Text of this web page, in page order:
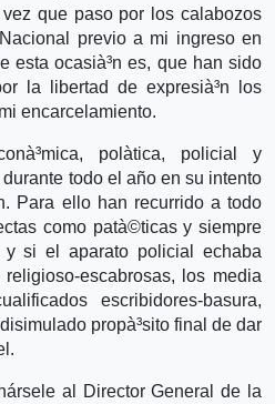
que paso por los calabozos
previo a mi ingreso en
esta ocasià³n es, que han sido
la libertad de expresià³n los
encarcelamiento.
polà­tica, policial y
todo el año en su intento
Para ello han recurrido a todo
como patà©ticas y siempre
si el aparato policial echaba
escabrosas, los media
escribidores-basura,
propà³sito final de dar
al Director General de la